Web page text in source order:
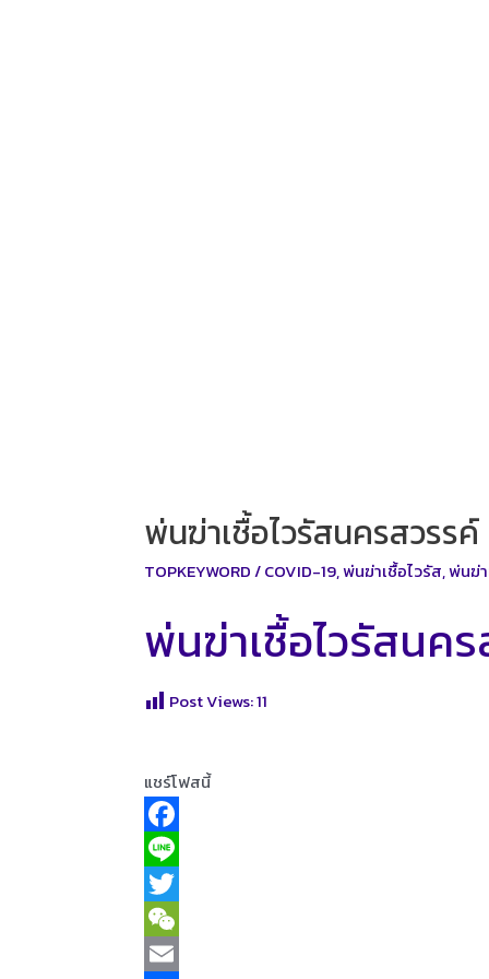
พ่นฆ่าเชื้อไวรัสนครสวรรค์
TOPKEYWORD/COVID-19,พ่นฆ่าเชื้อไวรัส,พ่นฆ่
พ่นฆ่าเชื้อไวรัสนค
Post Views:11
แชร์โฟสนี้
F
a
c
e
L
i
n
T
w
W